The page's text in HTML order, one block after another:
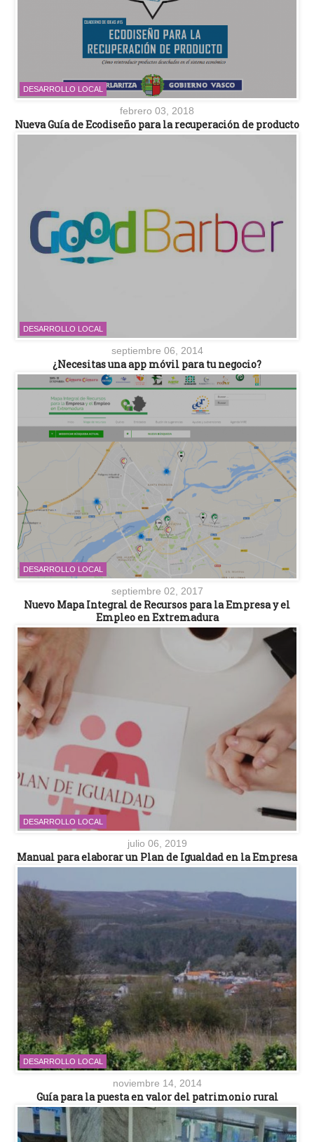
DESARROLLO LOCAL
febrero 03, 2018
Nueva Guía de Ecodiseño para la recuperación de producto
DESARROLLO LOCAL
septiembre 06, 2014
¿Necesitas una app móvil para tu negocio?
DESARROLLO LOCAL
septiembre 02, 2017
Nuevo Mapa Integral de Recursos para la Empresa y el
Empleo en Extremadura
DESARROLLO LOCAL
julio 06, 2019
Manual para elaborar un Plan de Igualdad en la Empresa
DESARROLLO LOCAL
noviembre 14, 2014
Guía para la puesta en valor del patrimonio rural